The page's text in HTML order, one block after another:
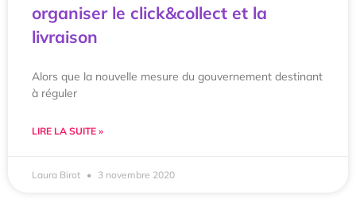
organiser le click&collect et la
livraison
Alors que la nouvelle mesure du gouvernement destinant
à réguler
LIRE LA SUITE »
Laura Birot 3 novembre 2020